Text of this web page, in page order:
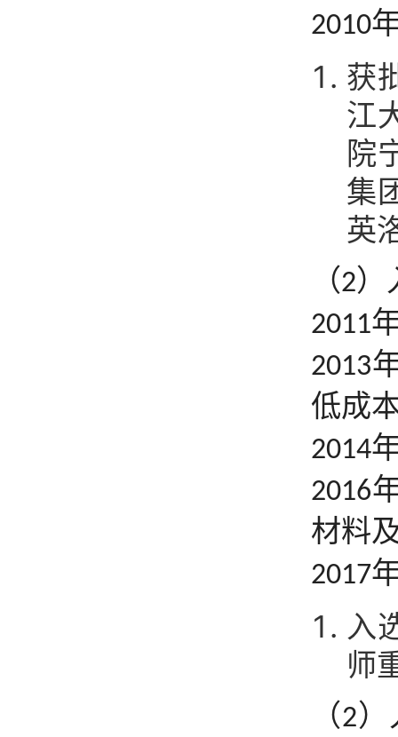
2010
获
江
院
集
英
（2）
2011
2013
低成
2014
2016
材料
2017
入
师
（2）